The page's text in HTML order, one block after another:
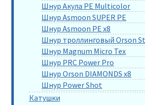
Шнур Акула PE Multicolor
Шнур Asmoon SUPER PE
Шнур Asmoon PE x8
Шнур троллинговый Orson
Шнур Magnum Micro Tex
Шнур PRC Power Pro
Шнур Orson DIAMONDS x8
Шнур Power Shot
Катушки